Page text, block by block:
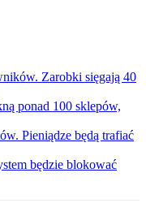
Zarobki sięgają 40
ponad 100 sklepów,
Pieniądze będą trafiać
będzie blokować